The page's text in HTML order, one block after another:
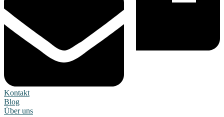
Kontakt
Blog
Über uns